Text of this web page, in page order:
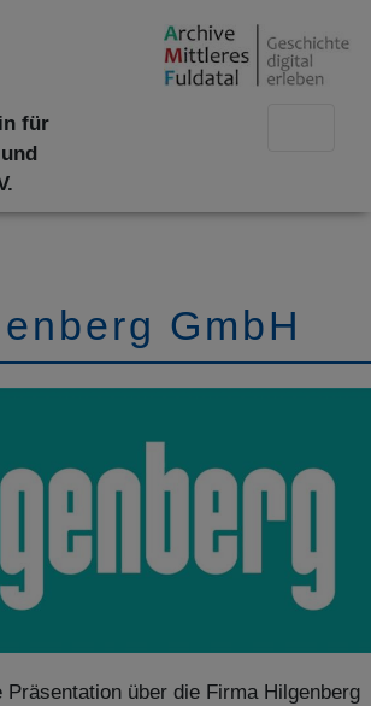
für
GmbH
über die Firma Hilgenberg